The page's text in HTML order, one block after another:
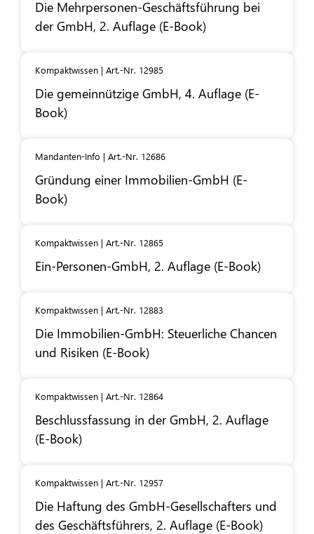
Die Mehrpersonen-Geschäftsführung bei
der GmbH, 2. Auflage (E-Book)
Kompaktwissen | Art.-Nr. 12985
Die gemeinnützige GmbH, 4. Auflage (E-
Book)
Mandanten-Info | Art.-Nr. 12686
Gründung einer Immobilien-GmbH (E-
Book)
Kompaktwissen | Art.-Nr. 12865
Ein-Personen-GmbH, 2. Auflage (E-Book)
Kompaktwissen | Art.-Nr. 12883
Die Immobilien-GmbH: Steuerliche Chancen
und Risiken (E-Book)
Kompaktwissen | Art.-Nr. 12864
Beschlussfassung in der GmbH, 2. Auflage
(E-Book)
Kompaktwissen | Art.-Nr. 12957
Die Haftung des GmbH-Gesellschafters und
des Geschäftsführers, 2. Auflage (E-Book)